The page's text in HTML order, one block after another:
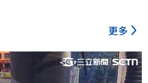
更多